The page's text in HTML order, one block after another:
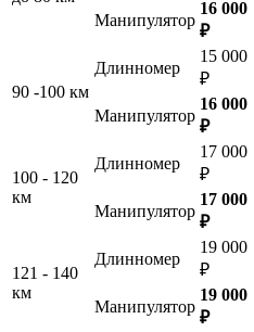
Манипулятор
16 000
₽
90 -100 км
Длинномер
15 000
₽
Манипулятор
16 000
₽
100 - 120
км
Длинномер
17 000
₽
Манипулятор
17 000
₽
121 - 140
км
Длинномер
19 000
₽
Манипулятор
19 000
₽